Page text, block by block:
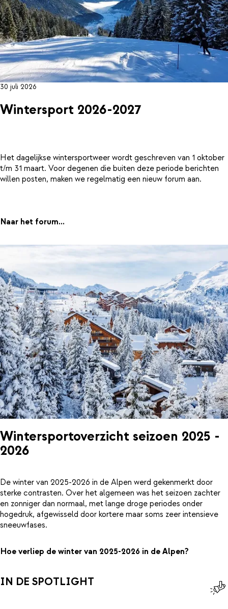
30 juli 2026
Wintersport 2026-2027
Het dagelijkse wintersportweer wordt geschreven van 1 oktober
t/m 31 maart. Voor degenen die buiten deze periode berichten
willen posten, maken we regelmatig een nieuw forum aan.
Naar het forum...
Wintersportoverzicht seizoen 2025 -
2026
De winter van 2025-2026 in de Alpen werd gekenmerkt door
sterke contrasten. Over het algemeen was het seizoen zachter
en zonniger dan normaal, met lange droge periodes onder
hogedruk, afgewisseld door kortere maar soms zeer intensieve
sneeuwfases.
Hoe verliep de winter van 2025-2026 in de Alpen?
IN DE SPOTLIGHT